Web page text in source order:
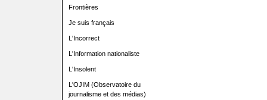
Frontières
Je suis français
L'Incorrect
L'Information nationaliste
L'Insolent
L'OJIM (Observatoire du
journalisme et des médias)